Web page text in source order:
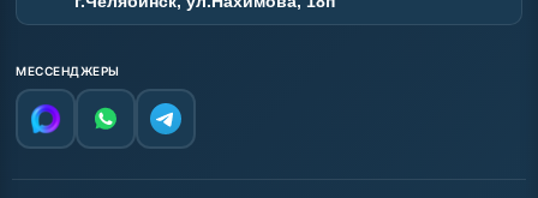
МЕССЕНДЖЕРЫ